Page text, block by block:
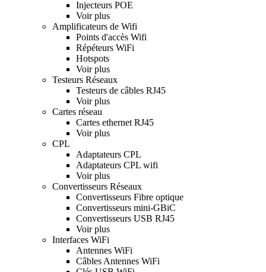
Injecteurs POE
Voir plus
Amplificateurs de Wifi
Points d'accès Wifi
Répéteurs WiFi
Hotspots
Voir plus
Testeurs Réseaux
Testeurs de câbles RJ45
Voir plus
Cartes réseau
Cartes ethernet RJ45
Voir plus
CPL
Adaptateurs CPL
Adaptateurs CPL wifi
Voir plus
Convertisseurs Réseaux
Convertisseurs Fibre optique
Convertisseurs mini-GBiC
Convertisseurs USB RJ45
Voir plus
Interfaces WiFi
Antennes WiFi
Câbles Antennes WiFi